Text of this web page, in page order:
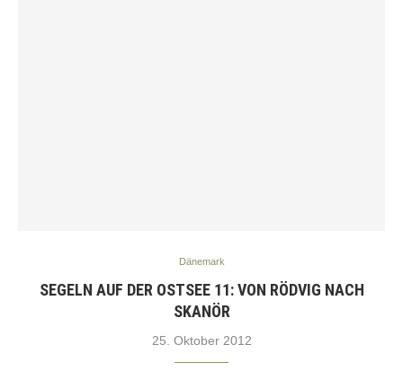
Dänemark
SEGELN AUF DER OSTSEE 11: VON RÖDVIG NACH
SKANÖR
25. Oktober 2012